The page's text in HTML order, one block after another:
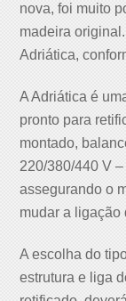
nova, foi muito
madeira
Adriática,
A Adriática é
pronto para
montado,
220/380/440 V
assegurando o
mudar a ligação
A escolha do
estrutura e liga